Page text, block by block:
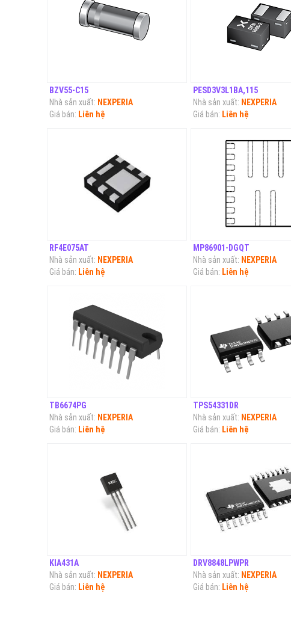
BZV55-C15
Nhà sản xuất: NEXPERIA
Giá bán: Liên hệ
PESD3V3L1BA,115
Nhà sản xuất: NEXPERIA
Giá bán: Liên hệ
RF4E075AT
Nhà sản xuất: NEXPERIA
Giá bán: Liên hệ
MP86901-DGQT
Nhà sản xuất: NEXPERIA
Giá bán: Liên hệ
TB6674PG
Nhà sản xuất: NEXPERIA
Giá bán: Liên hệ
TPS54331DR
Nhà sản xuất: NEXPERIA
Giá bán: Liên hệ
KIA431A
Nhà sản xuất: NEXPERIA
Giá bán: Liên hệ
DRV8848LPWPR
Nhà sản xuất: NEXPERIA
Giá bán: Liên hệ